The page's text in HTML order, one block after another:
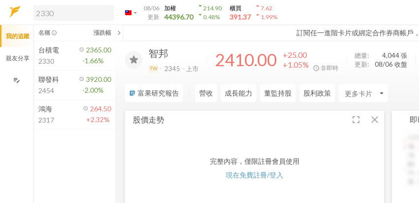
arrow_drop_down
08/06
更新
加權
44396.70
arrow_drop_down214.90
arrow_drop_down0.48%
櫃買
391.37
arrow_drop_up7.62
arrow_drop_up1.99%
訂閱任一進階卡片或綁定合作券商帳戶
解鎖即時行情及進階功能
方案」，即可解鎖以下功能：
即時行情
即時市況與排行
成交金額熱力圖
前往方案訂閱
如何綁定合作券商
智邦
TW 2345 上市 2410.00
+25.00
+1.05%
非即時
總量: 4,044張
更新:
08/06 收盤
sticky_note_2 富果研究報告 營收 成長能力 董監持股 股利政策 arrow_drop_down
股價走勢 fullscreen close
完整內容，僅限註冊會員使用
現在免費註冊/登入
我的追蹤
親友分享
edit_note
名稱 info_outline 漲跌幅 chevron_left
台積電
2330
2365.00
-1.66%
聯發科
2454
3920.00
-2.00%
鴻海
2317
264.50
+2.32%